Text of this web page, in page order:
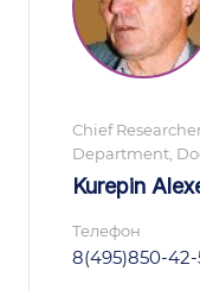
Chief
Department,
Kurepin
Телефон
8(495)850-